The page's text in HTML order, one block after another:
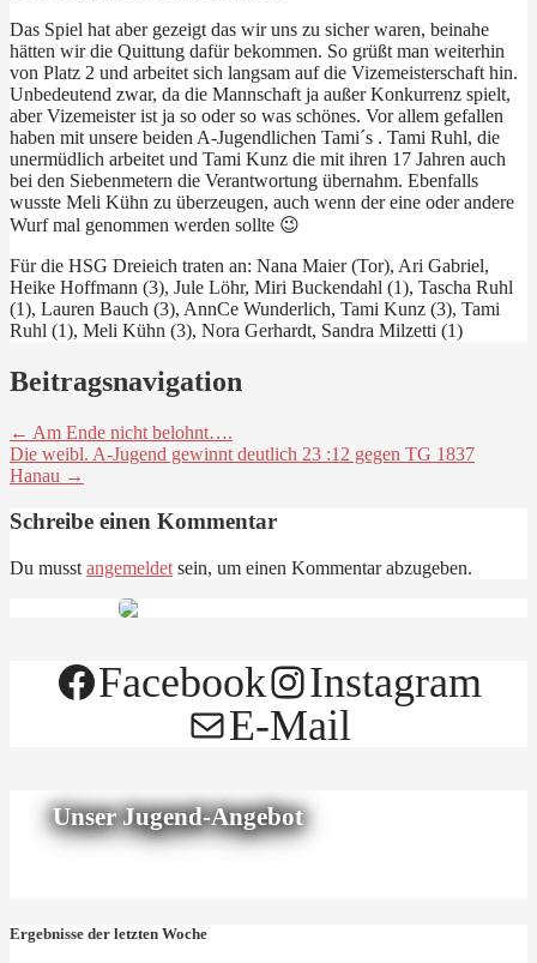
Das Spiel hat aber gezeigt das wir uns zu sicher waren, beinahe
hätten wir die Quittung dafür bekommen. So grüßt man weiterhin
von Platz 2 und arbeitet sich langsam auf die Vizemeisterschaft hin.
Unbedeutend zwar, da die Mannschaft ja außer Konkurrenz spielt,
aber Vizemeister ist ja so oder so was schönes. Vor allem gefallen
haben mit unsere beiden A-Jugendlichen Tami´s . Tami Ruhl, die
unermüdlich arbeitet und Tami Kunz die mit ihren 17 Jahren auch
bei den Siebenmetern die Verantwortung übernahm. Ebenfalls
wusste Meli Kühn zu überzeugen, auch wenn der eine oder andere
Wurf mal genommen werden sollte 😉
Für die HSG Dreieich traten an: Nana Maier (Tor), Ari Gabriel,
Heike Hoffmann (3), Jule Löhr, Miri Buckendahl (1), Tascha Ruhl
(1), Lauren Bauch (3), AnnCe Wunderlich, Tami Kunz (3), Tami
Ruhl (1), Meli Kühn (3), Nora Gerhardt, Sandra Milzetti (1)
Beitragsnavigation
← Am Ende nicht belohnt….
Die weibl. A-Jugend gewinnt deutlich 23 :12 gegen TG 1837
Hanau →
Schreibe einen Kommentar
Du musst angemeldet sein, um einen Kommentar abzugeben.
Facebook
Instagram
E-Mail
Unser Jugend-Angebot
Ergebnisse der letzten Woche